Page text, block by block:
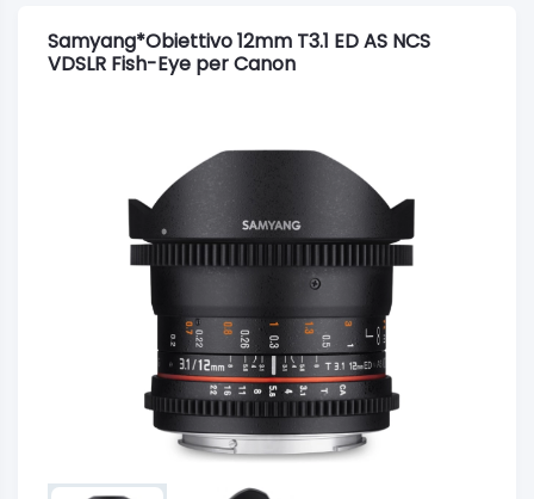
Samyang*Obiettivo 12mm T3.1 ED AS NCS
VDSLR Fish-Eye per Canon